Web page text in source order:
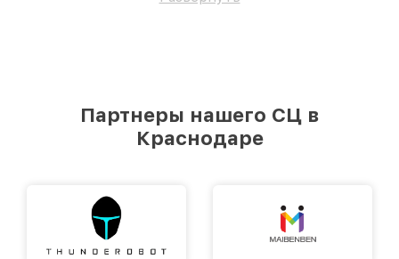
Партнеры нашего СЦ в
Краснодаре